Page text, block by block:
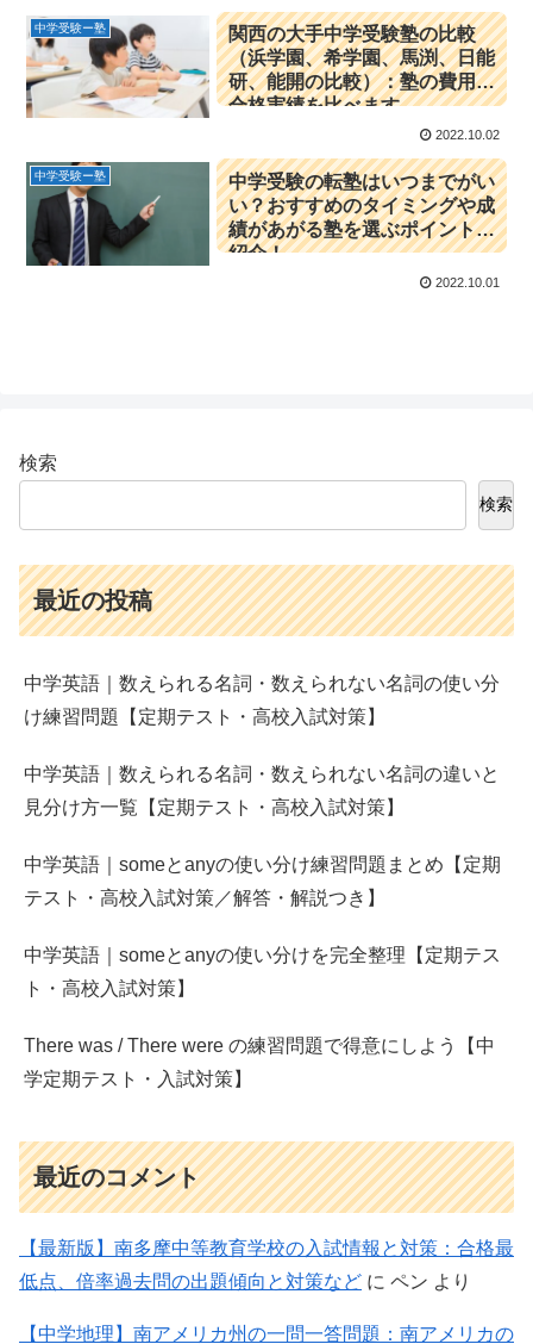
中学受験ー塾
関西の大手中学受験塾の比較
（浜学園、希学園、馬渕、日能
研、能開の比較）：塾の費用や
合格実績を比べます
2022.10.02
中学受験ー塾
中学受験の転塾はいつまでがい
い？おすすめのタイミングや成
績があがる塾を選ぶポイントを
紹介！
2022.10.01
検索
検索
最近の投稿
中学英語｜数えられる名詞・数えられない名詞の使い分
け練習問題【定期テスト・高校入試対策】
中学英語｜数えられる名詞・数えられない名詞の違いと
見分け方一覧【定期テスト・高校入試対策】
中学英語｜someとanyの使い分け練習問題まとめ【定期
テスト・高校入試対策／解答・解説つき】
中学英語｜someとanyの使い分けを完全整理【定期テス
ト・高校入試対策】
There was / There were の練習問題で得意にしよう【中
学定期テスト・入試対策】
最近のコメント
【最新版】南多摩中等教育学校の入試情報と対策：合格最
低点、倍率過去問の出題傾向と対策など に ペン より
【中学地理】南アメリカ州の一問一答問題：南アメリカの